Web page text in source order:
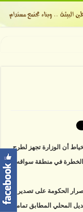
أن الوزارة تجهز لطرح
الخطرة في منطقة سواقه
الحكومة على تصدير
المحلي المطابق تماما